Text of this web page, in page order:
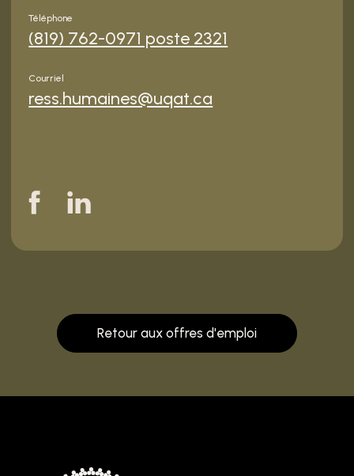
Téléphone
(819) 762-0971 poste 2321
Courriel
ress.humaines@uqat.ca
Retour aux offres d'emploi